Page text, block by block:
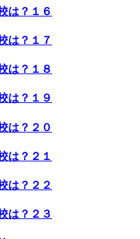
は？１６
は？１７
は？１８
は？１９
は？２０
は？２１
は？２２
は？２３